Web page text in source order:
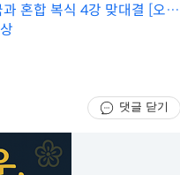
혼합 복식 4강 맞대결 [오늘
댓글 닫기